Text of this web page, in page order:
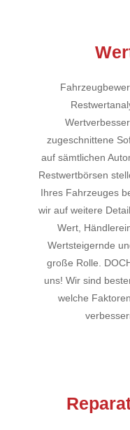
zugeschnittene
auf sämtlichen
Restwertbörsen
Ihres Fahrzeuges
wir auf weitere
Wert,
Wertsteigernde
große Rolle.
uns! Wir sind
welche